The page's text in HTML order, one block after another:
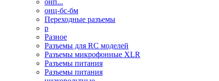
онп...
онц-бс-бм
Переходные разъемы
р
Разное
Разъемы для RC моделей
Разъемы микрофонные XLR
Разъемы питания
Разъемы питания